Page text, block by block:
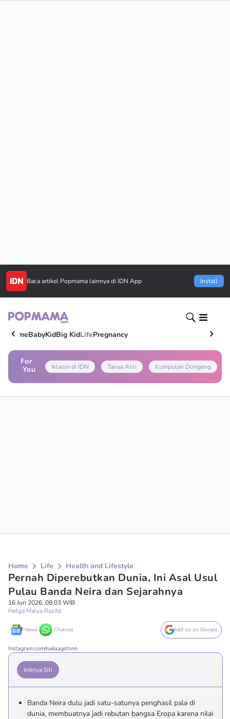
Baca artikel Popmama lainnya di IDN App Install
HomeBabyKidBig KidLifePregnancy
For
You
Iklanin di IDN Tanya Ahli Kumpulan Dongeng
Home Life Health and Lifestyle
Pernah Diperebutkan Dunia, Ini Asal Usul
Pulau Banda Neira dan Sejarahnya
16 Jun 2026, 08:03 WIB
Helga Malya Razita
News Channel Add Us on Google
Instagram.com/nailaagstnnn
Intinya Sih
Banda Neira dulu jadi satu-satunya penghasil pala di
dunia, membuatnya jadi rebutan bangsa Eropa karena nilai